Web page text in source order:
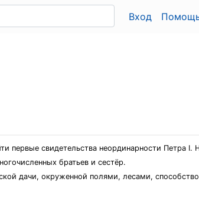
Вход
первые свидетельства неординарности Петра I.
братьев и сестёр.
дачи, окруженной полями, лесами,